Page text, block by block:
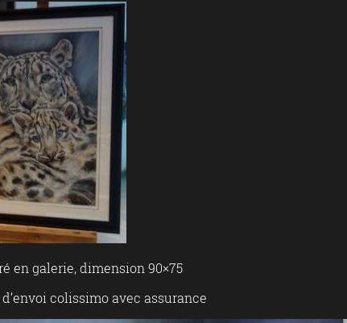
en galerie, dimension 90×75
colissimo avec assurance